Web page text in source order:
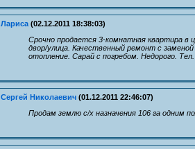
Лариса (02.12.2011 18:38:03)
Срочно продается 3-комнатная квартира в
двор/улица. Качественный ремонт с
отопление. Cарай с погребом. Недорого.
Сергей Николаевич (01.12.2011 22:46:07)
Продам землю с/х назначения 106 га одним